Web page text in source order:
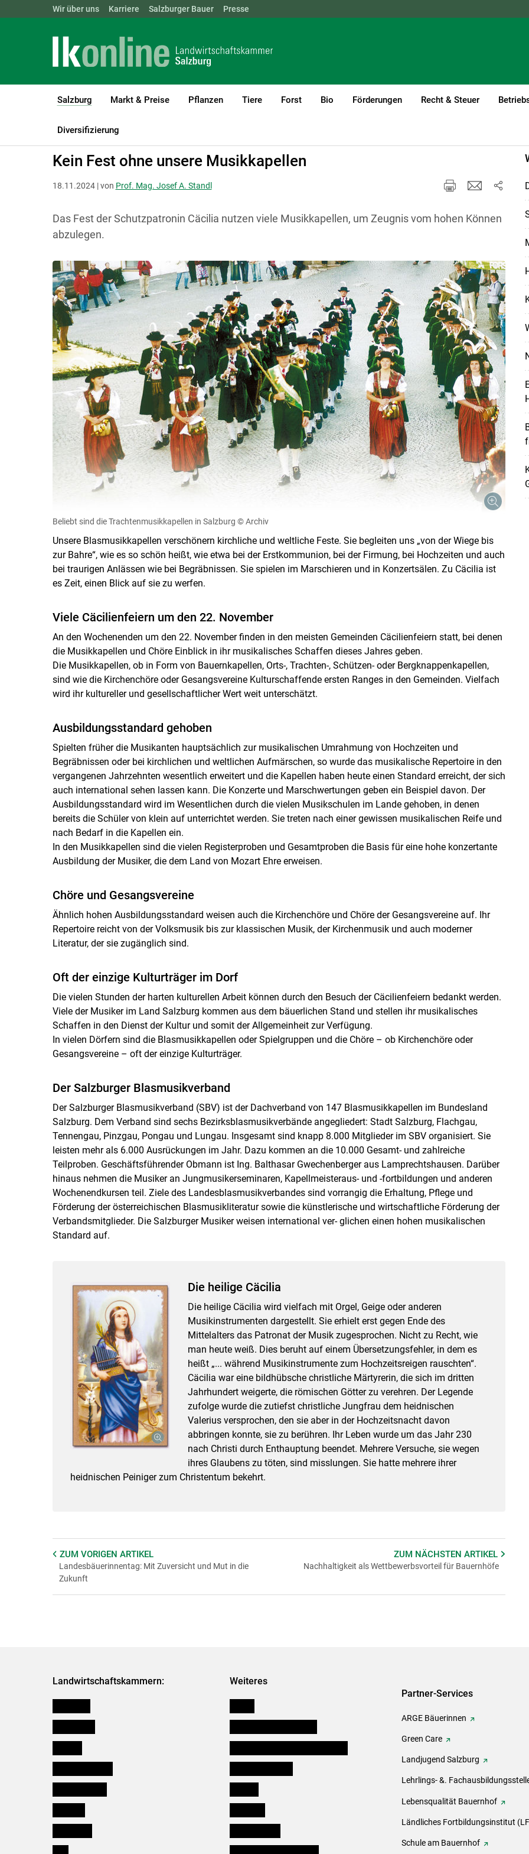
Skip to main content
Landwirtschaftskammern: ÖSTERREICH BGLD KTN
Wir über uns Karriere Salzburger Bauer Presse
Salzburg
(current)1
Markt & Preise Pflanzen Tiere Forst Bio Förderungen Recht & Steuer
Diversifizierung
LK Salzburg Salzburg
Kein Fest ohne unsere Musikkapellen
18.11.2024 | von Prof. Mag. Josef A. Standl
Das Fest der Schutzpatronin Cäcilia nutzen viele Musikkapellen, um Zeugnis vom hohen Können
abzulegen.
Beliebt sind die Trachtenmusikkapellen in Salzburg © Archiv
Unsere Blasmusikkapellen verschönern kirchliche und weltliche Feste. Sie begleiten uns „von der Wiege bis
zur Bahre“, wie es so schön heißt, wie etwa bei der Erstkommunion, bei der Firmung, bei Hochzeiten und auch
bei traurigen Anlässen wie bei Begräbnissen. Sie spielen im Marschieren und in Konzertsälen. Zu Cäcilia ist
es Zeit, einen Blick auf sie zu werfen.
Viele Cäcilienfeiern um den 22. November
An den Wochenenden um den 22. November finden in den meisten Gemeinden Cäcilienfeiern statt, bei denen
die Musikkapellen und Chöre Einblick in ihr musikalisches Schaffen dieses Jahres geben.
Die Musikkapellen, ob in Form von Bauernkapellen, Orts-, Trachten-, Schützen- oder Bergknappenkapellen,
sind wie die Kirchenchöre oder Gesangsvereine Kulturschaffende ersten Ranges in den Gemeinden. Vielfach
wird ihr kultureller und gesellschaftlicher Wert weit unterschätzt.
Ausbildungsstandard gehoben
Spielten früher die Musikanten hauptsächlich zur musikalischen Umrahmung von Hochzeiten und
Begräbnissen oder bei kirchlichen und weltlichen Aufmärschen, so wurde das musikalische Repertoire in den
vergangenen Jahrzehnten wesentlich erweitert und die Kapellen haben heute einen Standard erreicht, der sich
auch international sehen lassen kann. Die Konzerte und Marschwertungen geben ein Beispiel davon. Der
Ausbildungsstandard wird im Wesentlichen durch die vielen Musikschulen im Lande gehoben, in denen
bereits die Schüler von klein auf unterrichtet werden. Sie treten nach einer gewissen musikalischen Reife und
nach Bedarf in die Kapellen ein.
In den Musikkapellen sind die vielen Registerproben und Gesamtproben die Basis für eine hohe konzertante
Ausbildung der Musiker, die dem Land von Mozart Ehre erweisen.
Chöre und Gesangsvereine
Ähnlich hohen Ausbildungsstandard weisen auch die Kirchenchöre und Chöre der Gesangsvereine auf. Ihr
Repertoire reicht von der Volksmusik bis zur klassischen Musik, der Kirchenmusik und auch moderner
Literatur, der sie zugänglich sind.
Oft der einzige Kulturträger im Dorf
Die vielen Stunden der harten kulturellen Arbeit können durch den Besuch der Cäcilienfeiern bedankt werden.
Viele der Musiker im Land Salzburg kommen aus dem bäuerlichen Stand und stellen ihr musikalisches
Schaffen in den Dienst der Kultur und somit der Allgemeinheit zur Verfügung.
In vielen Dörfern sind die Blasmusikkapellen oder Spielgruppen und die Chöre – ob Kirchenchöre oder
Gesangsvereine – oft der einzige Kulturträger.
Der Salzburger Blasmusikverband
Der Salzburger Blasmusikverband (SBV) ist der Dachverband von 147 Blasmusikkapellen im Bundesland
Salzburg. Dem Verband sind sechs Bezirksblasmusikverbände angegliedert: Stadt Salzburg, Flachgau,
Tennengau, Pinzgau, Pongau und Lungau. Insgesamt sind knapp 8.000 Mitglieder im SBV organisiert. Sie
leisten mehr als 6.000 Ausrückungen im Jahr. Dazu kommen an die 10.000 Gesamt- und zahlreiche
Teilproben. Geschäftsführender Obmann ist Ing. Balthasar Gwechenberger aus Lamp­rechtshausen. Darüber
hinaus nehmen die Musiker an Jungmusikerseminaren, Kapellmeisteraus- und -fortbildungen und anderen
Wochenendkursen teil. Ziele des Landesblasmusikverbandes sind vorrangig die Erhaltung, Pflege und
Förderung der österreichischen Blasmusikliteratur sowie die künstlerische und wirtschaftliche Förderung der
Verbandsmitglieder. Die Salzburger Musiker weisen international ver- glichen einen hohen musikalischen
Standard auf.
Die heilige Cäcilia
Die heilige Cäcilia wird vielfach mit Orgel, Geige oder anderen
Musikinstrumenten dargestellt. Sie erhielt erst gegen Ende des
Mittelalters das Patronat der Musik zugesprochen. Nicht zu Recht, wie
man heute weiß. Dies beruht auf einem Übersetzungsfehler, in dem es
heißt „... während Musikinstrumente zum Hochzeitsreigen rauschten“.
Cäcilia war eine bildhübsche christliche Märtyrerin, die sich im dritten
Jahrhundert weigerte, die römischen Götter zu verehren. Der Legende
zufolge wurde die zutiefst christliche Jungfrau dem heidnischen
Valerius versprochen, den sie aber in der Hochzeitsnacht davon
abbringen konnte, sie zu berühren. Ihr Leben wurde um das Jahr 230
nach Christi durch Enthauptung beendet. Mehrere Versuche, sie wegen
ihres Glaubens zu töten, sind misslungen. Sie hatte mehrere ihrer
heidnischen Peiniger zum Christentum bekehrt.
ZUM VORIGEN ARTIKEL
Landesbäuerinnentag: Mit Zuversicht und Mut in die
Zukunft
ZUM NÄCHSTENARTIKEL
Nachhaltigkeit als Wettbewerbsvorteil für Bauernhöfe
Landwirtschaftskammern: Weiteres
Partner-Services
ARGE Bäuerinnen
Green Care
Landjugend Salzburg
Lehrlings- &.
Lebensqualität Bauernhof
Ländliches Fortbildungsinstitut
Schule am Bauernhof